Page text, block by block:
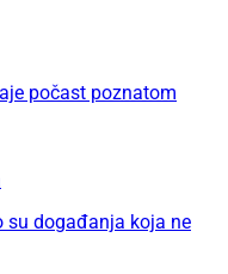
počast poznatom
su događanja koja ne